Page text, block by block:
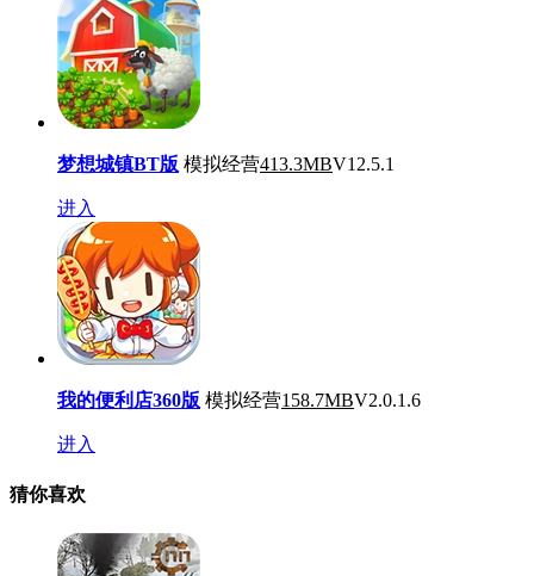
梦想城镇BT版 模拟经营413.3MBV12.5.1
进入
我的便利店360版 模拟经营158.7MBV2.0.1.6
进入
猜你喜欢